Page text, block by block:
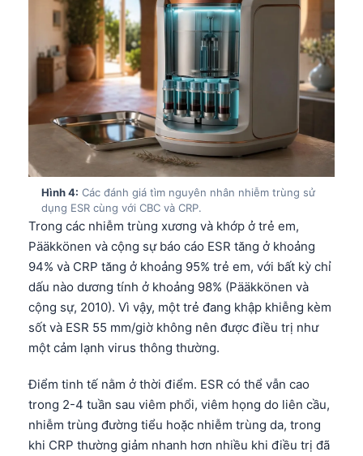
Hình 4: Các đánh giá tìm nguyên nhân nhiễm trùng sử
dụng ESR cùng với CBC và CRP.
Trong các nhiễm trùng xương và khớp ở trẻ em,
Pääkkönen và cộng sự báo cáo ESR tăng ở khoảng
94% và CRP tăng ở khoảng 95% trẻ em, với bất kỳ chỉ
dấu nào dương tính ở khoảng 98% (Pääkkönen và
cộng sự, 2010). Vì vậy, một trẻ đang khập khiễng kèm
sốt và ESR 55 mm/giờ không nên được điều trị như
một cảm lạnh virus thông thường.
Điểm tinh tế nằm ở thời điểm. ESR có thể vẫn cao
trong 2-4 tuần sau viêm phổi, viêm họng do liên cầu,
nhiễm trùng đường tiểu hoặc nhiễm trùng da, trong
khi CRP thường giảm nhanh hơn nhiều khi điều trị đã